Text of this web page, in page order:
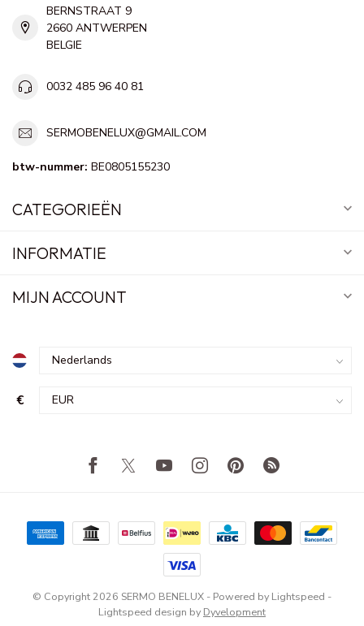
BERNSTRAAT 9
2660 ANTWERPEN
BELGIE
0032 485 96 40 81
SERMOBENELUX@GMAIL.COM
btw-nummer: BE0805155230
CATEGORIEËN
INFORMATIE
MIJN ACCOUNT
€
© Copyright 2026 SERMO BENELUX - Powered by Lightspeed -
Lightspeed design by Dyvelopment